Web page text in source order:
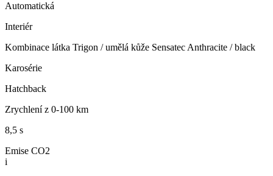
Automatická
Interiér
Kombinace látka Trigon / umělá kůže Sensatec Anthracite / black
Karosérie
Hatchback
Zrychlení z 0-100 km
8,5 s
Emise CO2
i